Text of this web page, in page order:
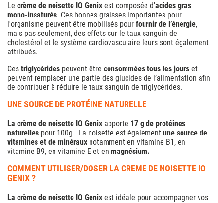
Le crème de noisette IO Genix est composée d'acides gras
mono-insaturés. Ces bonnes graisses importantes pour
l'organisme peuvent être mobilisés pour fournir de l’énergie,
mais pas seulement, des effets sur le taux sanguin de
cholestérol et le système cardiovasculaire leurs sont également
attribués.
Ces triglycérides peuvent être consommées tous les jours et
peuvent remplacer une partie des glucides de l’alimentation afin
de contribuer à réduire le taux sanguin de triglycérides.
UNE SOURCE DE PROTÉINE NATURELLE
La crème de noisette IO Genix apporte 17 g de protéines
naturelles pour 100g. La noisette est également une source de
vitamines et de minéraux notamment en vitamine B1, en
vitamine B9, en vitamine E et en magnésium.
COMMENT UTILISER/DOSER LA CREME DE NOISETTE IO
GENIX ?
La crème de noisette IO Genix est idéale pour accompagner vos